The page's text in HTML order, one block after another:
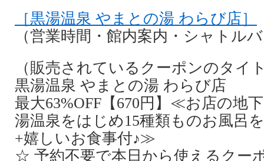
［黒湯温泉 やまとの湯 わらび店］
（営業時間・館内案内・シャトル
（販売されているクーポンのタイ
黒湯温泉 やまとの湯 わらび店
最大63%OFF【670円】≪お店の地
湯温泉をはじめ15種類ものお風呂
+嬉しいお食事付♪≫
☆ 予約不要で本日から使えるクー